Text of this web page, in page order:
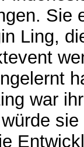
Sie
Ling,
war